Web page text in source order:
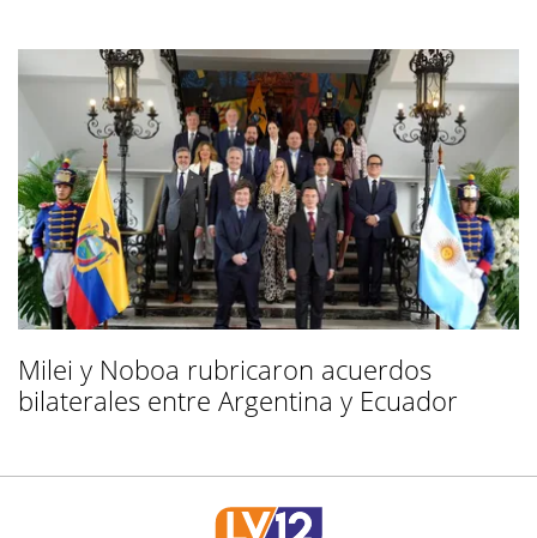
Milei y Noboa rubricaron acuerdos
bilaterales entre Argentina y Ecuador